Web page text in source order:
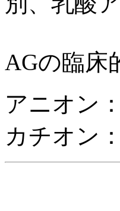
AGの臨床
アニオン
カチオン